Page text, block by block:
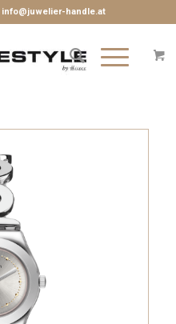
info@juwelier-handle.at